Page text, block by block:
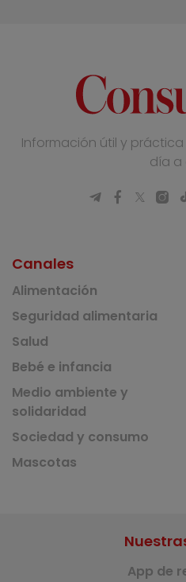
Información útil y
día a
Canales
Alimentación
Seguridad alimentaria
Salud
Bebé e infancia
Medio ambiente y
solidaridad
Sociedad y consumo
Mascotas
App de